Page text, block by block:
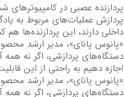
پردازنده عصبی در
داخلی دارند، این پردازنده‌ها
«پانوس پانای»، مدیر ارشد
اجازه دهیم به راحتی از این
«پانوس پانای»، مدیر ارشد